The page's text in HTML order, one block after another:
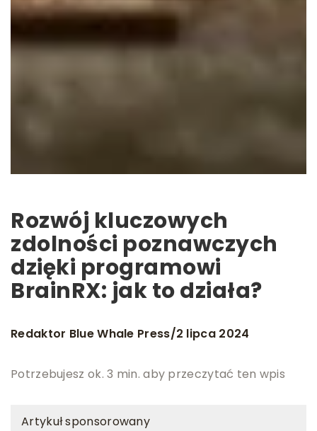
Rozwój kluczowych
zdolności poznawczych
dzięki programowi
BrainRX: jak to działa?
Redaktor Blue Whale Press/2 lipca 2024
Potrzebujesz ok. 3 min. aby przeczytać ten wpis
Artykuł sponsorowany